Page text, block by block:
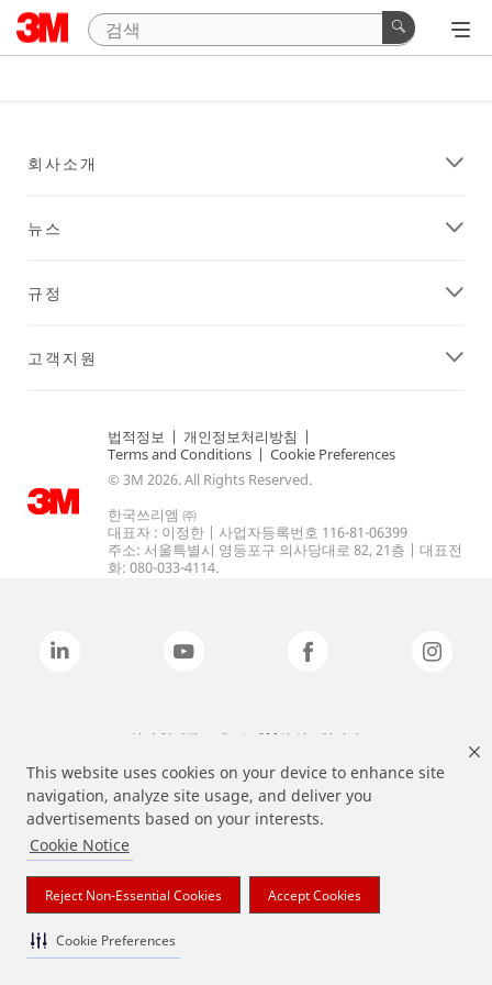
This website uses cookies on your device to enhance site
navigation, analyze site usage, and deliver you
advertisements based on your interests.
Cookie Notice
Reject Non-Essential Cookies Accept Cookies
Cookie Preferences
회사소개
뉴스
규정
고객지원
법적정보 | 개인정보처리방침 |
Terms and Conditions | Cookie Preferences
© 3M 2026. All Rights Reserved.
한국쓰리엠 ㈜
대표자 : 이정한 | 사업자등록번호 116-81-06399
주소: 서울특별시 영등포구 의사당대로 82, 21층 | 대표전
화: 080-033-4114.
상기 열거된 브랜드는 3M의 상표입니다.